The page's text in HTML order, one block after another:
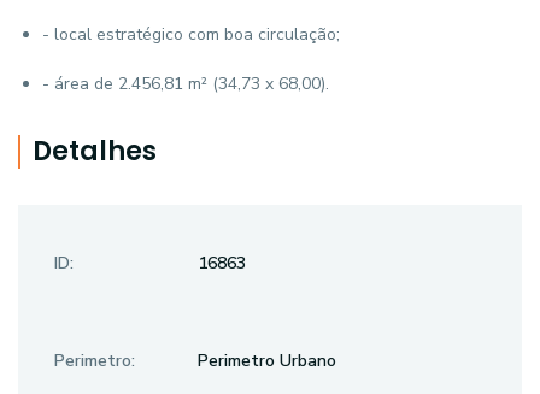
- local estratégico com boa circulação;
- área de 2.456,81 m² (34,73 x 68,00).
Detalhes
ID: 16863
Perimetro: Perimetro Urbano